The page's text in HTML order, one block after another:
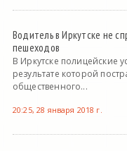
Водитель в Иркутске не
пешеходов
В Иркутске полицейские
результате которой
общественного...
20:25, 28 января 2018 г.